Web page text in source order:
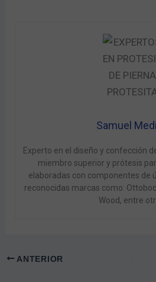
Samuel
Experto en el diseño y confección
miembro superior y prótesis
elaboradas con componentes de
reconocidas marcas como:
Wood, entre
ANTERIOR